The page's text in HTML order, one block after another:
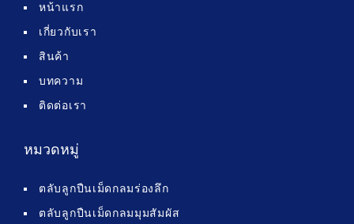
หน้าแรก
เกี่ยวกับเรา
สินค้า
บทความ
ติดต่อเรา
หมวดหมู่
ตลับลูกปืนเม็ดกลมร่องลึก
ตลับลูกปืนเม็ดกลมมุมสัมผัส